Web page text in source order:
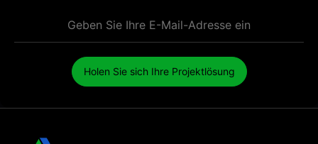
Holen Sie sich Ihre Projektlösung